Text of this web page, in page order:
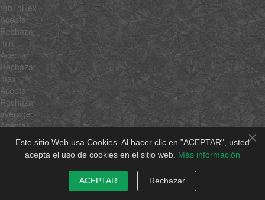
×
Este sitio Web usa Cookies. Al hacer clic en "ACEPTAR", usted
acepta el uso de cookies en el sitio web. Más información
ACEPTAR Rechazar
rgbToHex
Aceptar
Rechazar
min
Aceptar
Rechazar
max
Aceptar
Rechazar
average
Aceptar
Rechazar
Aceptar